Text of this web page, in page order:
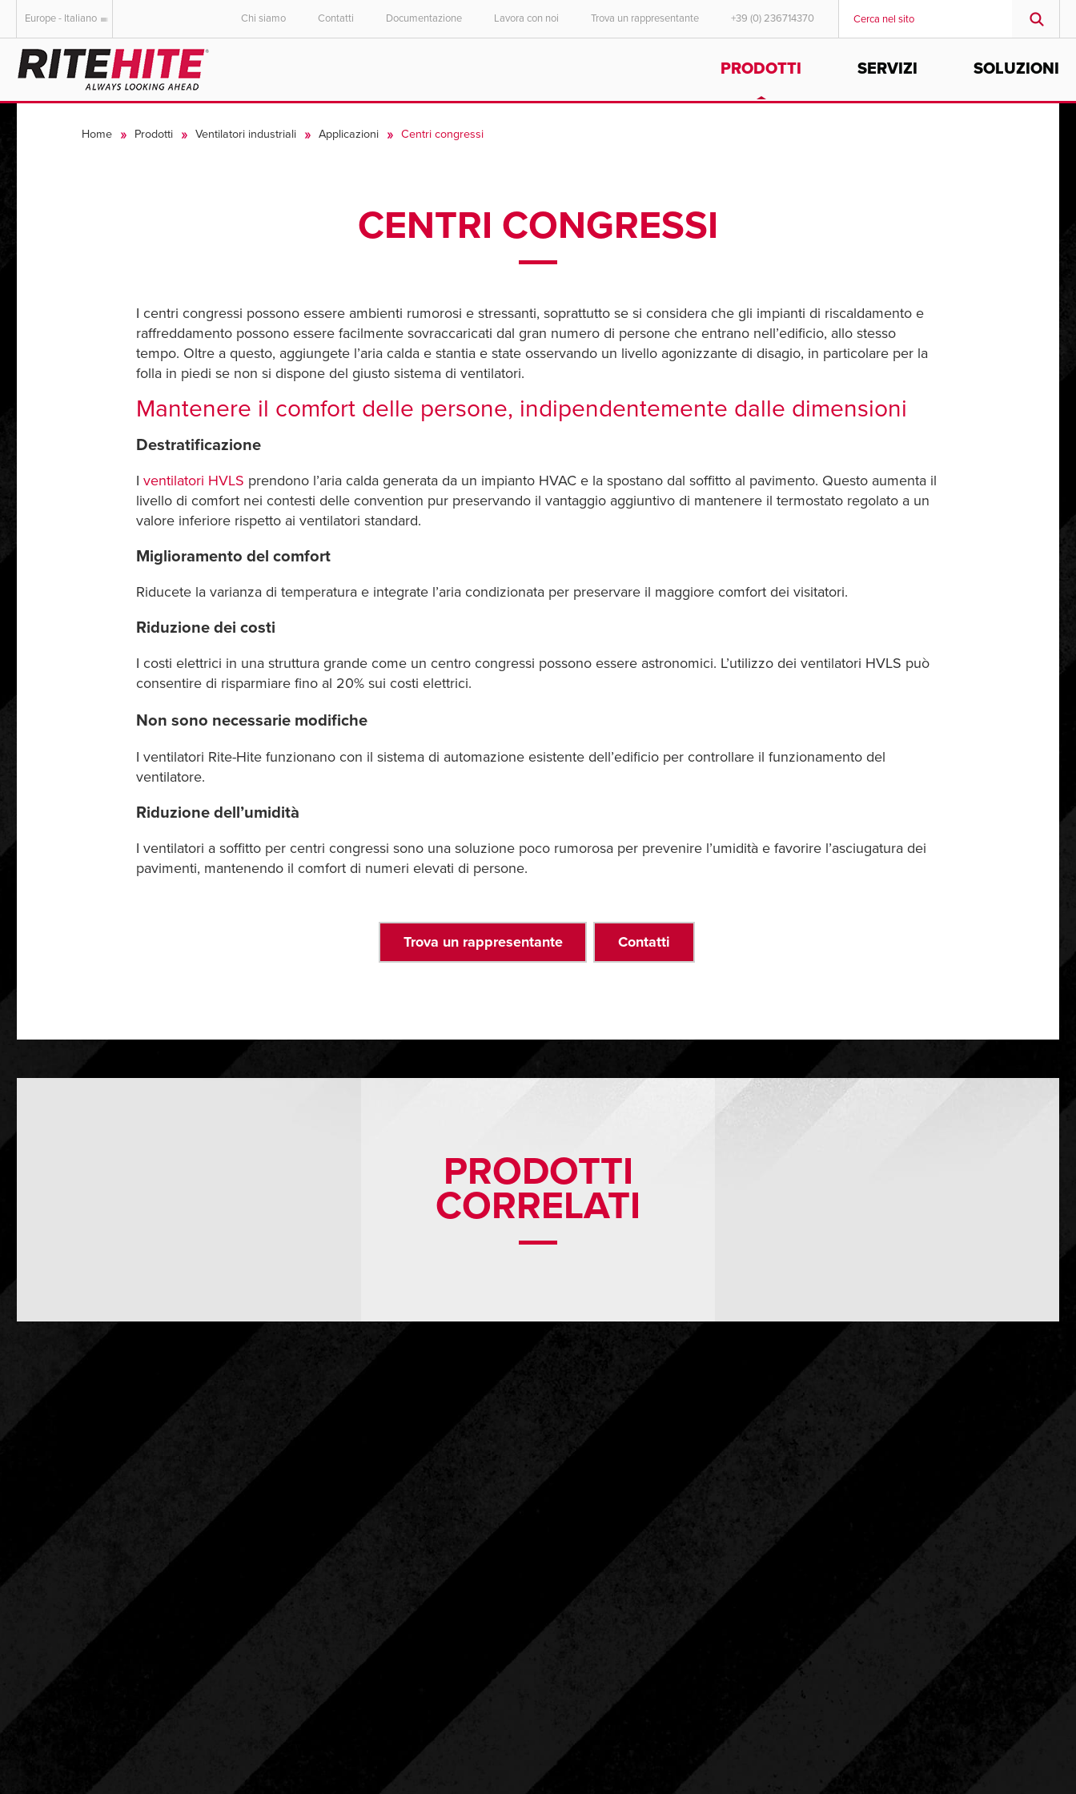
AMERICAS
English
English
Deutsch
English
English
AMERICAS
English
English
Deutsch
English
English
Europe - Italiano Chi siamo Contatti Documentazione Lavora con noi Trova un rappresentante +39 (0) 236714370
PRODOTTI SERVIZI SOLUZIONI
Home Prodotti Ventilatori industriali Applicazioni Centri congressi
CENTRI CONGRESSI
I centri congressi possono essere ambienti rumorosi e stressanti, soprattutto se si considera che gli impianti di riscaldamento e
raffreddamento possono essere facilmente sovraccaricati dal gran numero di persone che entrano nell’edificio, allo stesso
tempo. Oltre a questo, aggiungete l’aria calda e stantia e state osservando un livello agonizzante di disagio, in particolare per la
folla in piedi se non si dispone del giusto sistema di ventilatori.
Mantenere il comfort delle persone, indipendentemente dalle dimensioni
Destratificazione
Iventilatori HVLS prendono l’aria calda generata da un impianto HVAC e la spostano dal soffitto al pavimento. Questo aumenta il
livello di comfort nei contesti delle convention pur preservando il vantaggio aggiuntivo di mantenere il termostato regolato a un
valore inferiore rispetto ai ventilatori standard.
Miglioramento del comfort
Riducete la varianza di temperatura e integrate l’aria condizionata per preservare il maggiore comfort dei visitatori.
Riduzione dei costi
I costi elettrici in una struttura grande come un centro congressi possono essere astronomici. L’utilizzo dei ventilatori HVLS può
consentire di risparmiare fino al 20% sui costi elettrici.
Non sono necessarie modifiche
I ventilatori Rite-Hite funzionano con il sistema di automazione esistente dell’edificio per controllare il funzionamento del
ventilatore.
Riduzione dell’umidità
I ventilatori a soffitto per centri congressi sono una soluzione poco rumorosa per prevenire l’umidità e favorire l’asciugatura dei
pavimenti, mantenendo il comfort di numeri elevati di persone.
Trova un rappresentante Contatti
PRODOTTI
CORRELATI